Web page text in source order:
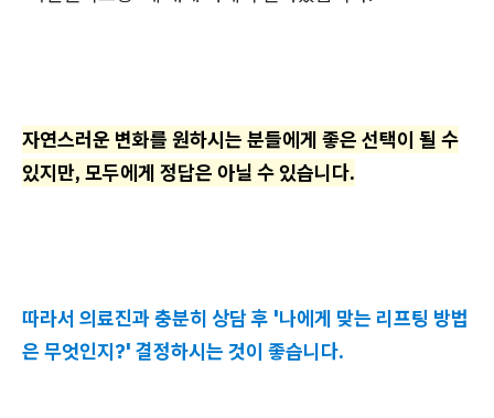
자연스러운 변화를 원하시는 분들에게 좋은 선택이 될 수
있지만, 모두에게 정답은 아닐 수 있습니다.
따라서 의료진과 충분히 상담 후 '나에게 맞는 리프팅 방법
은 무엇인지?' 결정하시는 것이 좋습니다.